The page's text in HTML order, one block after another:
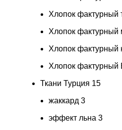
Хлопок фактурный
Хлопок фактурный
Хлопок фактурный
Хлопок фактурный
Ткани Турция 15
жаккард 3
эффект льна 3